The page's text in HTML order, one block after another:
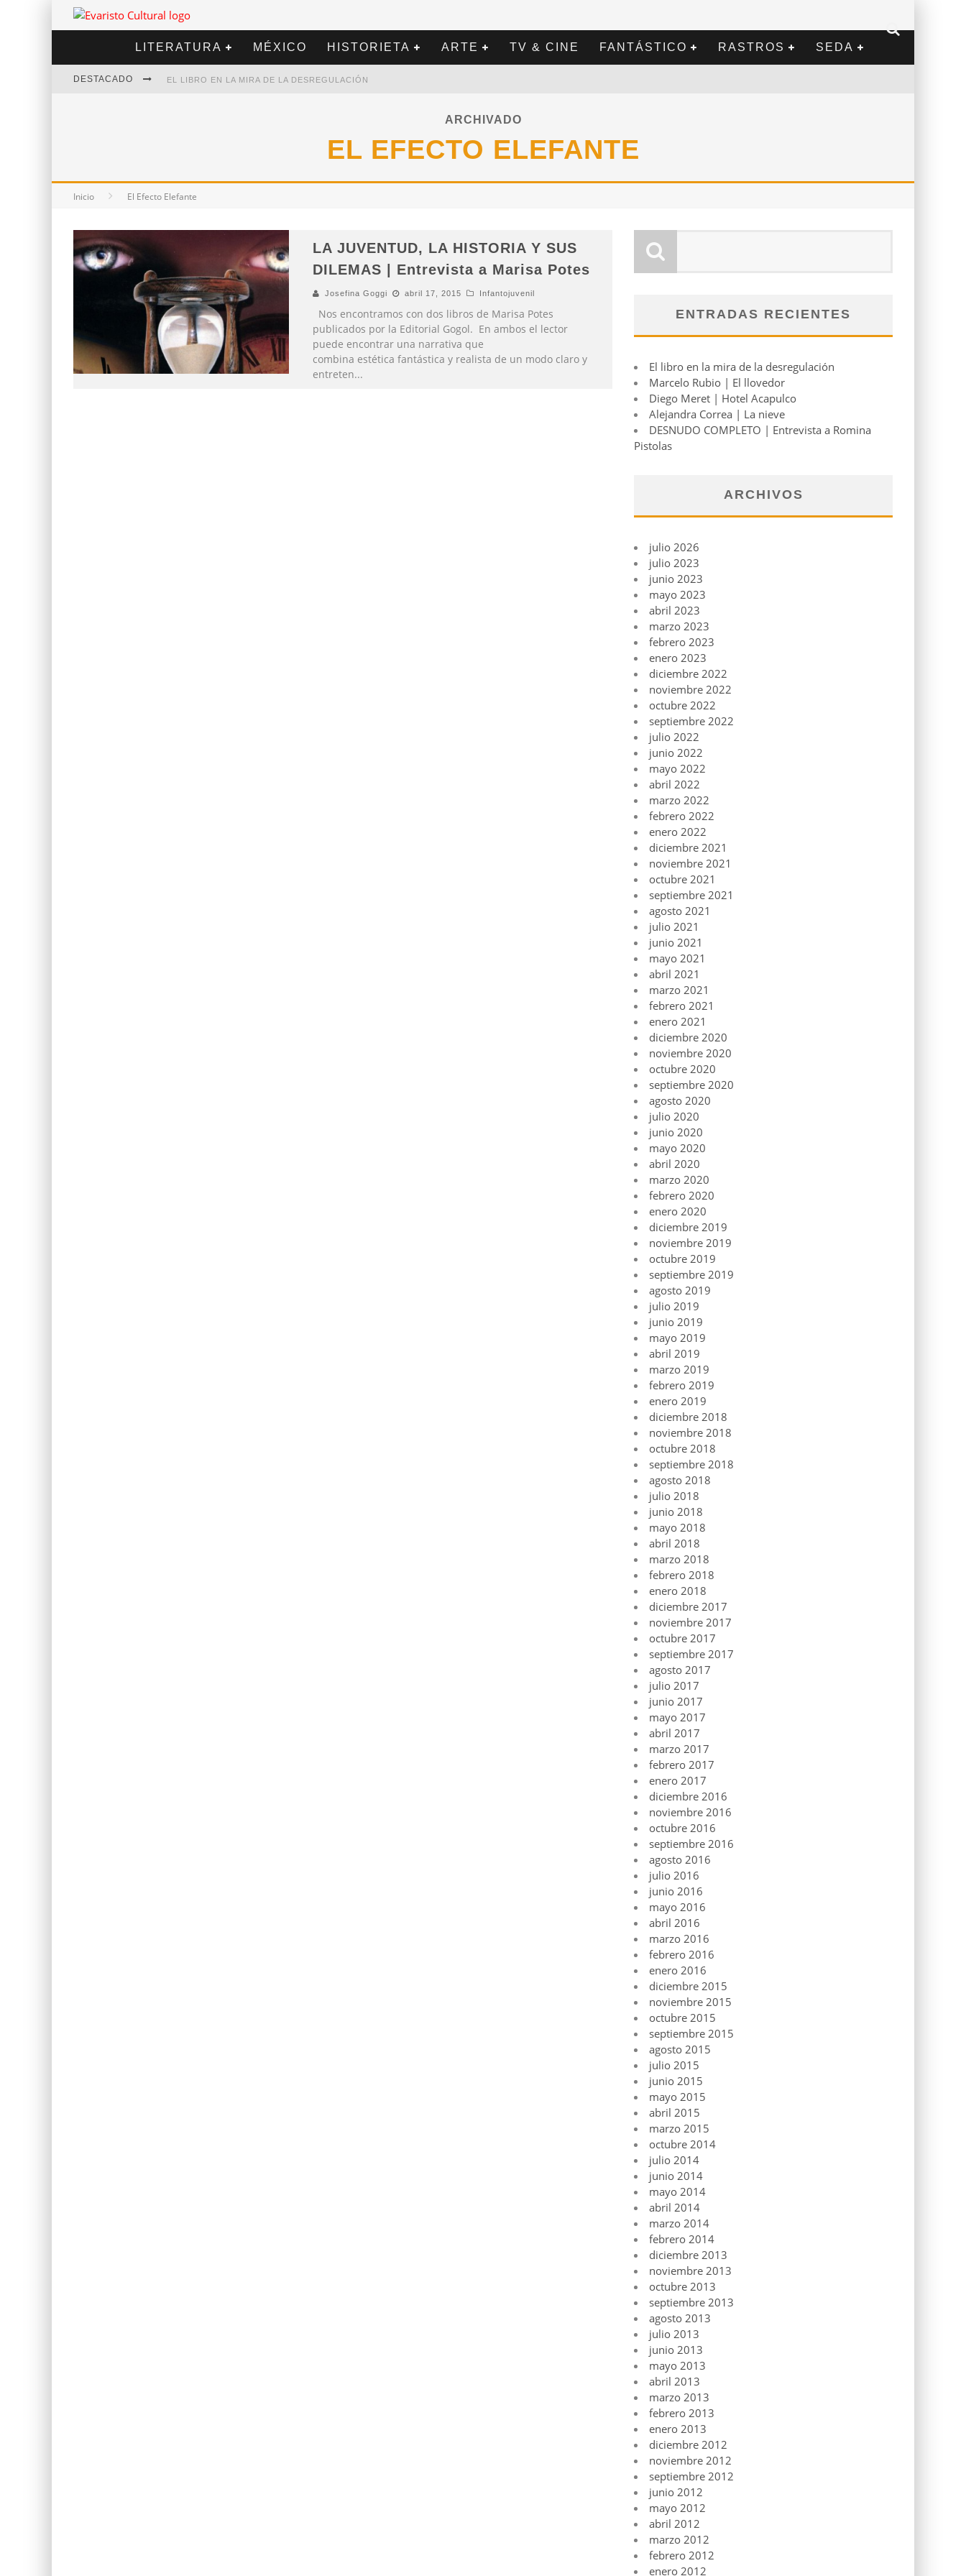
LITERATURA MÉXICO HISTORIETA ARTE TV & CINE FANTÁSTICO RASTROS SEDA
DESTACADO EL LIBRO EN LA MIRA DE LA DESREGULACIÓN
ARCHIVADO
EL EFECTO ELEFANTE
Inicio El Efecto Elefante
LA JUVENTUD, LA HISTORIA Y SUS
DILEMAS | Entrevista a Marisa Potes
Josefina Goggi abril 17, 2015 Infantojuvenil
Nos encontramos con dos libros de Marisa Potes
publicados por la Editorial Gogol. En ambos el lector
puede encontrar una narrativa que
combina estética fantástica y realista de un modo claro y
entreten...
ENTRADAS RECIENTES
El libro en la mira de la desregulación
Marcelo Rubio | El llovedor
Diego Meret | Hotel Acapulco
Alejandra Correa | La nieve
DESNUDO COMPLETO | Entrevista a Romina
Pistolas
ARCHIVOS
julio 2026
julio 2023
junio 2023
mayo 2023
abril 2023
marzo 2023
febrero 2023
enero 2023
diciembre 2022
noviembre 2022
octubre 2022
septiembre 2022
julio 2022
junio 2022
mayo 2022
abril 2022
marzo 2022
febrero 2022
enero 2022
diciembre 2021
noviembre 2021
octubre 2021
septiembre 2021
agosto 2021
julio 2021
junio 2021
mayo 2021
abril 2021
marzo 2021
febrero 2021
enero 2021
diciembre 2020
noviembre 2020
octubre 2020
septiembre 2020
agosto 2020
julio 2020
junio 2020
mayo 2020
abril 2020
marzo 2020
febrero 2020
enero 2020
diciembre 2019
noviembre 2019
octubre 2019
septiembre 2019
agosto 2019
julio 2019
junio 2019
mayo 2019
abril 2019
marzo 2019
febrero 2019
enero 2019
diciembre 2018
noviembre 2018
octubre 2018
septiembre 2018
agosto 2018
julio 2018
junio 2018
mayo 2018
abril 2018
marzo 2018
febrero 2018
enero 2018
diciembre 2017
noviembre 2017
octubre 2017
septiembre 2017
agosto 2017
julio 2017
junio 2017
mayo 2017
abril 2017
marzo 2017
febrero 2017
enero 2017
diciembre 2016
noviembre 2016
octubre 2016
septiembre 2016
agosto 2016
julio 2016
junio 2016
mayo 2016
abril 2016
marzo 2016
febrero 2016
enero 2016
diciembre 2015
noviembre 2015
octubre 2015
septiembre 2015
agosto 2015
julio 2015
junio 2015
mayo 2015
abril 2015
marzo 2015
octubre 2014
julio 2014
junio 2014
mayo 2014
abril 2014
marzo 2014
febrero 2014
diciembre 2013
noviembre 2013
octubre 2013
septiembre 2013
agosto 2013
julio 2013
junio 2013
mayo 2013
abril 2013
marzo 2013
febrero 2013
enero 2013
diciembre 2012
noviembre 2012
septiembre 2012
junio 2012
mayo 2012
abril 2012
marzo 2012
febrero 2012
enero 2012